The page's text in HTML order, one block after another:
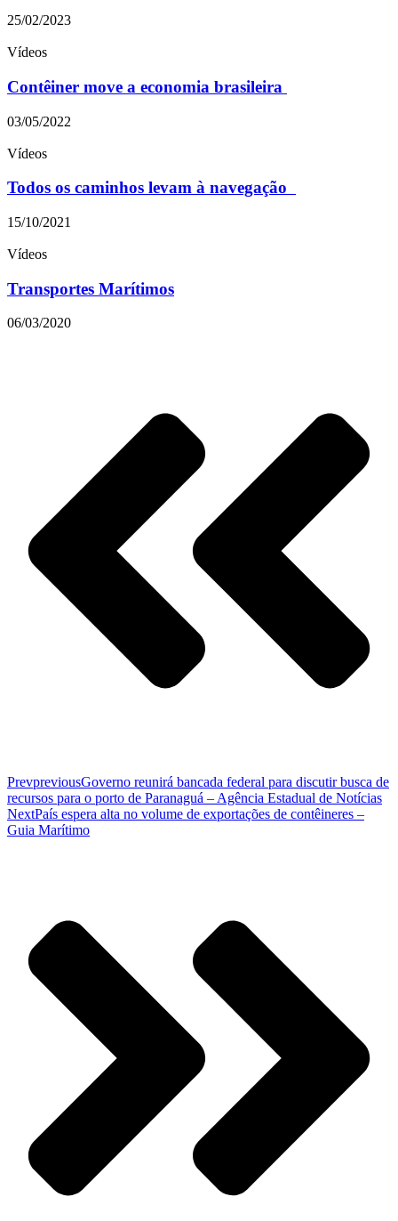
25/02/2023
Vídeos
Contêiner move a economia brasileira
03/05/2022
Vídeos
Todos os caminhos levam à navegação
15/10/2021
Vídeos
Transportes Marítimos
06/03/2020
PrevpreviousGoverno reunirá bancada federal para discutir busca de
recursos para o porto de Paranaguá – Agência Estadual de Notícias
NextPaís espera alta no volume de exportações de contêineres –
Guia Marítimo